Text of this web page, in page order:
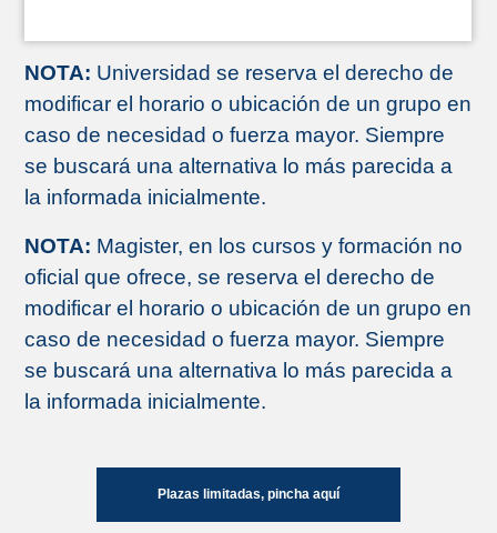
NOTA: Universidad se reserva el derecho de
modificar el horario o ubicación de un grupo en
caso de necesidad o fuerza mayor. Siempre
se buscará una alternativa lo más parecida a
la informada inicialmente.
NOTA: Magister, en los cursos y formación no
oficial que ofrece, se reserva el derecho de
modificar el horario o ubicación de un grupo en
caso de necesidad o fuerza mayor. Siempre
se buscará una alternativa lo más parecida a
la informada inicialmente.
Plazas limitadas, pincha aquí